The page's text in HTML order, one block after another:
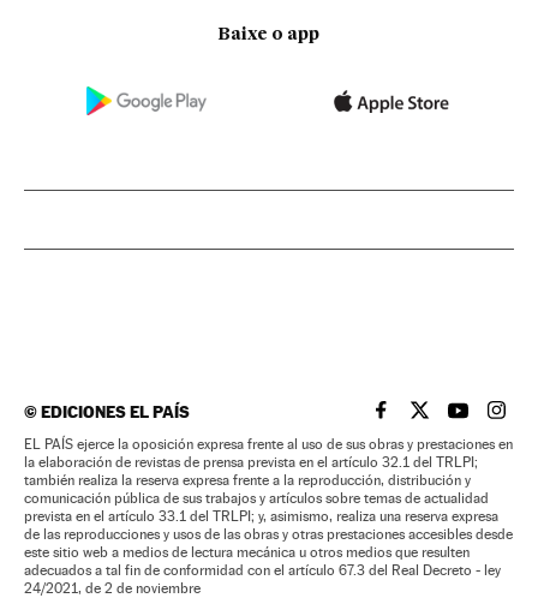
Baixe o app
©EDICIONES EL PAÍS EL PAÍS BRASIL EN
EL PAÍSEL PAÍS
EL
EL PAÍS ejerce la oposición expresa frente al uso de sus obras y prestaciones en
la elaboración de revistas de prensa prevista en el artículo 32.1 del TRLPI;
también realiza la reserva expresa frente a la reproducción, distribución y
comunicación pública de sus trabajos y artículos sobre temas de actualidad
prevista en el artículo 33.1 del TRLPI; y, asimismo, realiza una reserva expresa
de las reproducciones y usos de las obras y otras prestaciones accesibles desde
este sitio web a medios de lectura mecánica u otros medios que resulten
adecuados a tal fin de conformidad con el artículo 67.3 del Real Decreto - ley
24/2021, de 2 de noviembre